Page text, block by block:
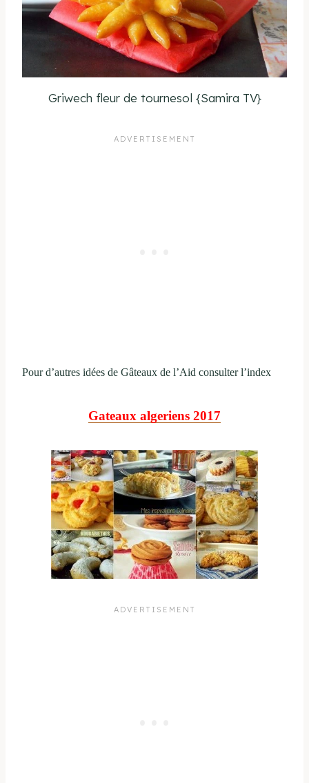
Griwech fleur de tournesol {Samira TV}
Pour d’autres idées de Gâteaux de l’Aid consulter l’index
Gateaux algeriens 2017